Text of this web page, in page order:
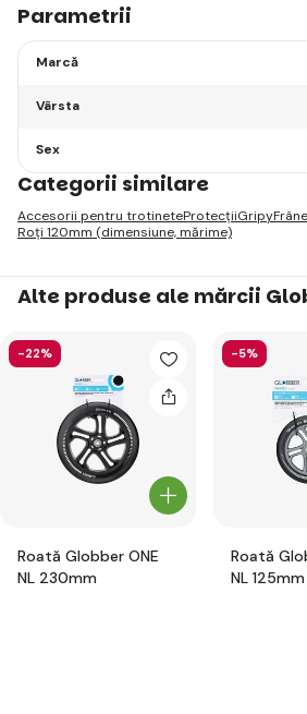
Parametrii
Marcă
Vârsta
Sex
Categorii similare
Accesorii pentru trotineteProtecțiiGripyFrâne
Roți 120mm (dimensiune, mărime)
Alte produse ale mărcii
-22%
Roată Globber ONE
NL 230mm
-5%
Roată
NL 125mm